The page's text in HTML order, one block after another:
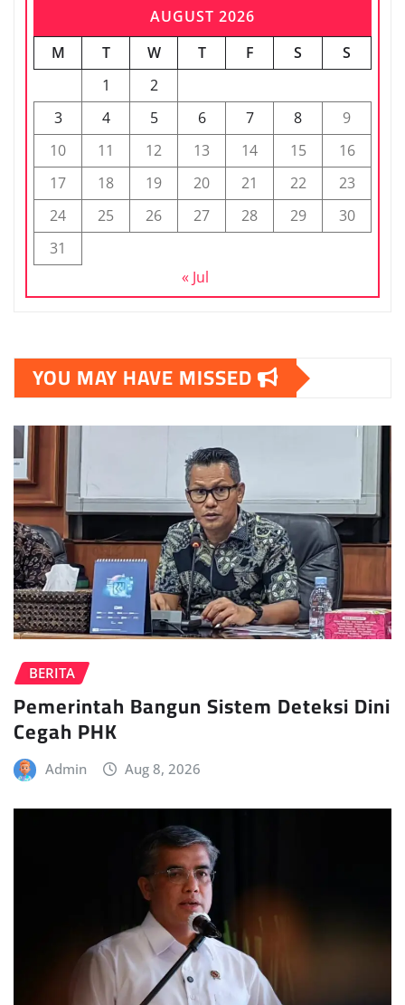
AUGUST 2026
M
T W T F S
S
1
2
3
4 5 6 7 8
9
10
11 12 13 14 15
16
17
18 19 20 21 22
23
24
25 26 27 28 29
30
31
« Jul
YOU MAY HAVE MISSED
BERITA
Pemerintah Bangun Sistem Deteksi Dini
Cegah PHK
Admin Aug 8, 2026